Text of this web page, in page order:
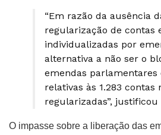
“Em razão da ausência
regularização de contas
individualizadas por
alternativa a não ser o
emendas parlamentares
relativas às 1.283 contas
regularizadas”,
O impasse sobre a liberação das